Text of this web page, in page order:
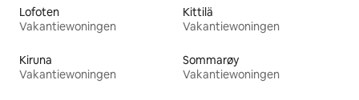
Lofoten
Vakantiewoningen
Kittilä
Vakantiewoningen
Kiruna
Vakantiewoningen
Sommarøy
Vakantiewoningen